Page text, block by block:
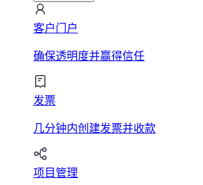
客户门户
确保透明度并赢得信任
发票
几分钟内创建发票并收款
项目管理